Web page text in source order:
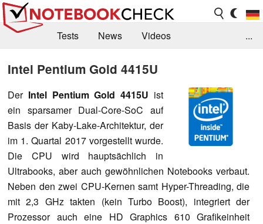
Tests News
Videos
Jobs
Forum
...
Intel Pentium Gold 4415U
Der Intel Pentium Gold 4415U ist
ein sparsamer Dual-Core-SoC auf
Basis der Kaby-Lake-Architektur, der
im 1. Quartal 2017 vorgestellt wurde.
Die CPU wird hauptsächlich in
Ultrabooks, aber auch gewöhnlichen Notebooks verbaut.
Neben den zwei CPU-Kernen samt Hyper-Threading, die
mit 2,3 GHz takten (kein Turbo Boost), integriert der
Prozessor auch eine HD Graphics 610 Grafikeinheit